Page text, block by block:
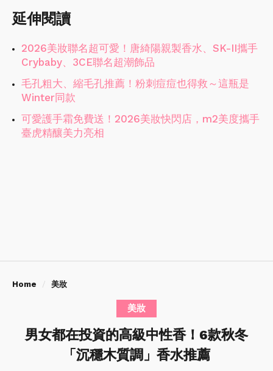
延伸閱讀
2026美妝聯名超可愛！唐綺陽親製香水、SK-II攜手
Crybaby、3CE聯名超潮飾品
毛孔粗大、縮毛孔推薦！粉刺痘痘也得救～這瓶是
Winter同款
可愛護手霜免費送！2026美妝快閃店，m2美度攜手
臺虎精釀美力亮相
Home 美妝
美妝
男女都在投資的高級中性香！6款秋冬
「沉穩木質調」香水推薦